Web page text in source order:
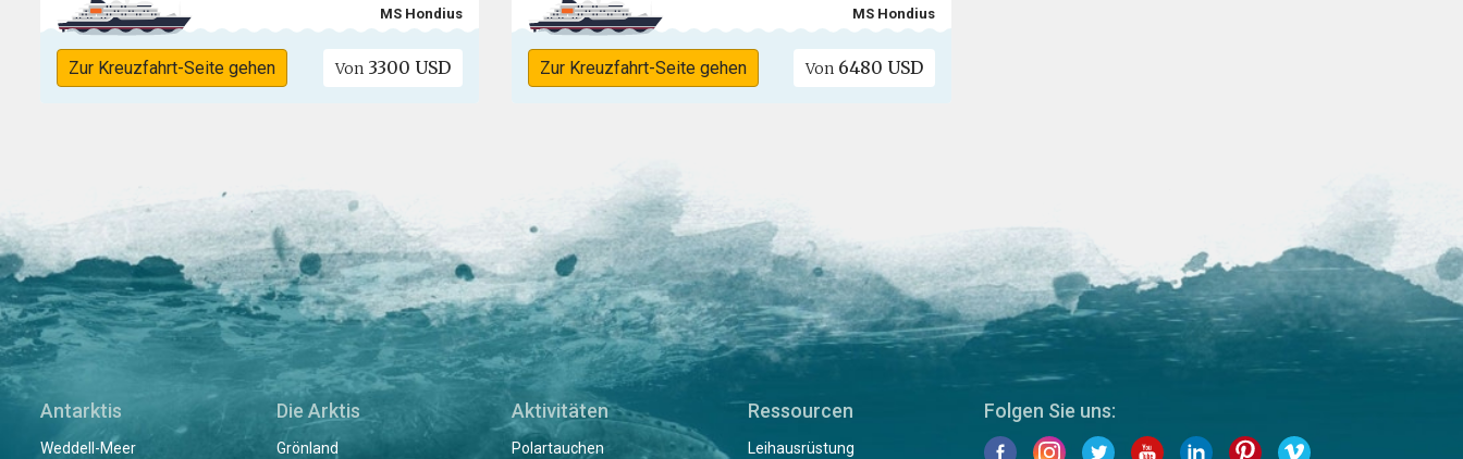
MS Hondius
Zur Kreuzfahrt-Seite gehen Von 3300 USD
MS Hondius
Zur Kreuzfahrt-Seite gehen Von 6480 USD
Antarktis
Weddell-Meer
Die Arktis
Grönland
Aktivitäten
Polartauchen
Ressourcen
Leihausrüstung
Folgen Sie uns: